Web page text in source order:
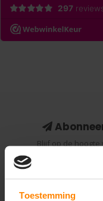
Toestemming
Blijf op de hoogte